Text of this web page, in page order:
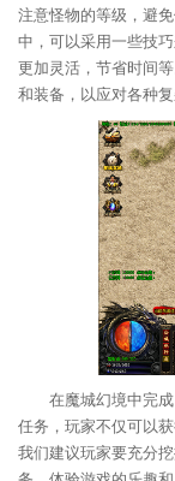
注意怪物的等级，避
中，可以采用一些技
更加灵活，节省时间
和装备，以应对各种复
在魔城幻境中完
任务，玩家不仅可以
我们建议玩家要充分